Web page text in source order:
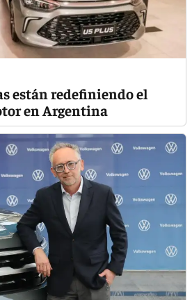
están redefiniendo el
en Argentina